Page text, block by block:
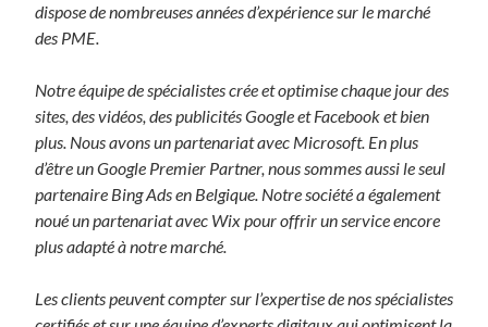
dispose de nombreuses années d’expérience sur le marché
des PME.
Notre équipe de spécialistes crée et optimise chaque jour des
sites, des vidéos, des publicités Google et Facebook et bien
plus. Nous avons un partenariat avec Microsoft. En plus
d’être un Google Premier Partner, nous sommes aussi le seul
partenaire Bing Ads en Belgique. Notre société a également
noué un partenariat avec Wixpour offrir un service encore
plus adapté à notre marché.
Les clients peuvent compter sur l’expertise de nos spécialistes